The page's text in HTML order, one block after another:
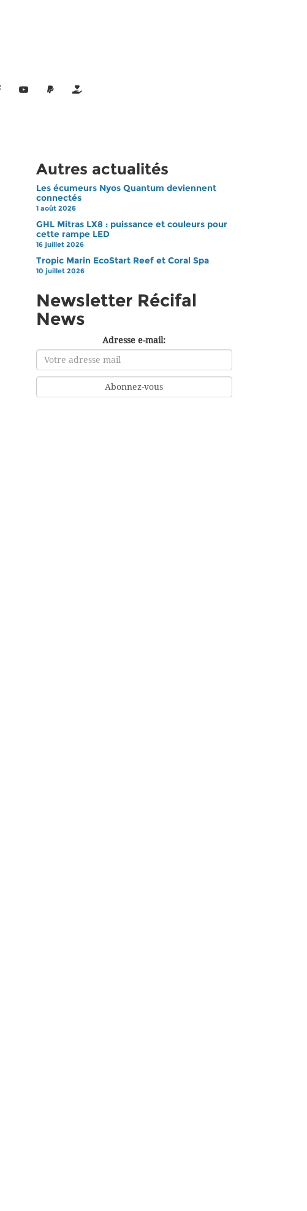
Autres actualités
Les écumeurs Nyos Quantum deviennent
connectés
1 août 2026
GHL Mitras LX8 : puissance et couleurs pour
cette rampe LED
16 juillet 2026
Tropic Marin EcoStart Reef et Coral Spa
10 juillet 2026
Newsletter Récifal
News
Adresse e-mail: